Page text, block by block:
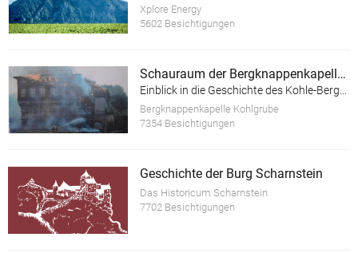
Xplore Energy
5602 Besichtigungen
Schauraum der Bergknappenkapelle Kohlgrube
Bergknappenkapelle Kohlgrube
7354 Besichtigungen
Geschichte der Burg Scharnstein
Das Historicum Scharnstein
7702 Besichtigungen